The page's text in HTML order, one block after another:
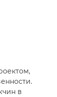
в